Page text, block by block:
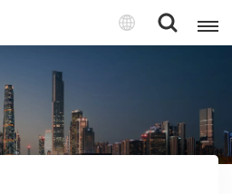
English
Русский